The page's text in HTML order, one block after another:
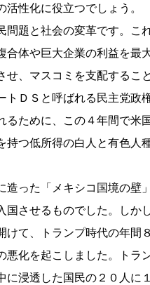
性化に役立つでしょう。
題と社会の変革です。こ
合体や巨大企業の利益を最
せ、マスコミを支配する
トＤＳと呼ばれる民主党政
るために、この４年間で米
持つ低所得の白人と有色人
った「メキシコ国境の壁
国させるものでした。しか
けて、トランプ時代の年間
悪化を起こしました。トラ
に浸透した国民の２０人に